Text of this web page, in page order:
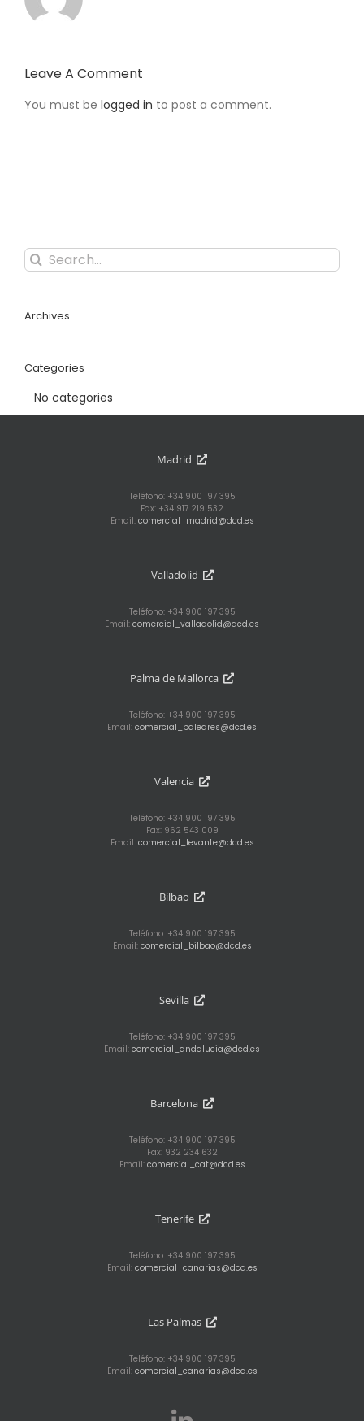
Leave A Comment
You must be logged in to post a comment.
Search
for:
Archives
Categories
No categories
Madrid
Teléfono: +34 900 197 395
Fax: +34 917 219 532
Email: comercial_madrid@dcd.es
Valladolid
Teléfono: +34 900 197 395
Email: comercial_valladolid@dcd.es
Palma de Mallorca
Teléfono: +34 900 197 395
Email: comercial_baleares@dcd.es
Valencia
Teléfono: +34 900 197 395
Fax: 962 543 009
Email: comercial_levante@dcd.es
Bilbao
Teléfono: +34 900 197 395
Email: comercial_bilbao@dcd.es
Sevilla
Teléfono: +34 900 197 395
Email: comercial_andalucia@dcd.es
Barcelona
Teléfono: +34 900 197 395
Fax: 932 234 632
Email: comercial_cat@dcd.es
Tenerife
Teléfono: +34 900 197 395
Email: comercial_canarias@dcd.es
Las Palmas
Teléfono: +34 900 197 395
Email: comercial_canarias@dcd.es